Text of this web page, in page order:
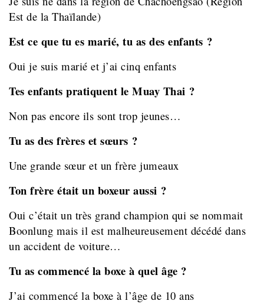
Est de la Thaïlande)
Est ce que tu es marié, tu as des enfants ?
Oui je suis marié et j’ai cinq enfants
Tes enfants pratiquent le Muay Thai ?
Non pas encore ils sont trop jeunes…
Tu as des frères et sœurs ?
Une grande sœur et un frère jumeaux
Ton frère était un boxeur aussi ?
Oui c’était un très grand champion qui se nommait
Boonlung mais il est malheureusement décédé dans
un accident de voiture…
Tu as commencé la boxe à quel âge ?
J’ai commencé la boxe à l’âge de 10 ans